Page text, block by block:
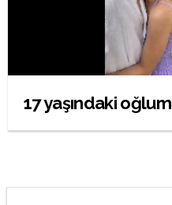
17 yaşındaki oğlum